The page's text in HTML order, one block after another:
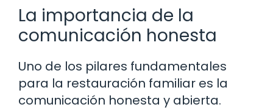
La importancia de la
comunicación honesta
Uno de los pilares fundamentales
para la restauración familiar es la
comunicación honesta y abierta.